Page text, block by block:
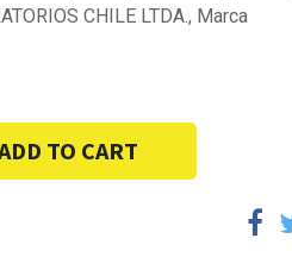
CHILE LTDA., Marca
TO CART